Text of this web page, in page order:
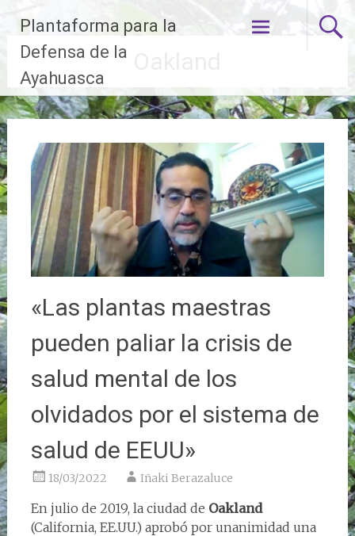
contenido
Plantaforma para la
Defensa de la
Ayahuasca
«Las plantas maestras
pueden paliar la crisis de
salud mental de los
olvidados por el sistema de
salud de EEUU»
18/03/2022 Iñaki Berazaluce
En julio de 2019, la ciudad de Oakland
(California, EE.UU.) aprobó por unanimidad una